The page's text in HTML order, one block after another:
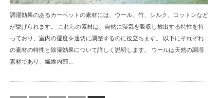
調湿効果のあるカーペットの素材には、ウール、竹、シルク、コットンなど
が挙げられます。 これらの素材は、自然に湿気を吸収し放出する特性を持
っており、室内の湿度を適切に調整するのに役立ちます。 以下にそれぞれ
の素材の特性と除湿効果について詳しく説明します。 ウールは天然の調湿
素材であり、繊維内部…